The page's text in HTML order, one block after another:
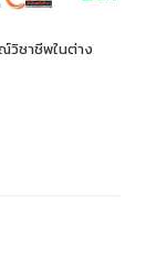
วิชาชีพในต่าง